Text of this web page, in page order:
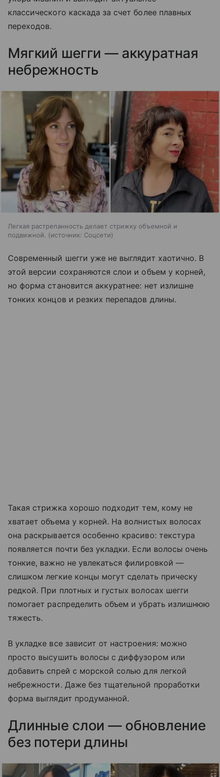
классического каскада за счет более плавных
переходов.
Мягкий шегги — аккуратная
небрежность
Легкая растрепанность делает стрижку объемной и
подвижной.
источник: Соцсети
Современный шегги уже не выглядит хаотично. В
этой версии сохраняются слои и объем у корней,
но форма становится аккуратнее: нет излишне
тонких концов и резких перепадов длины.
Такая стрижка хорошо подходит тем, кому не
хватает объема у корней. На волнистых волосах
она раскрывается особенно красиво: текстура
появляется почти без укладки. Если волосы очень
тонкие, важно не увлекаться филировкой —
слишком легкие концы могут сделать прическу
редкой. При плотных и густых волосах шегги
помогает распределить объем и убрать излишнюю
тяжесть.
В укладке все зависит от настроения: можно
просто высушить волосы с диффузором или
добавить спрей с морской солью для легкой
небрежности. Даже без тщательной проработки
форма выглядит продуманной.
Длинные слои — обновление
без потери длины